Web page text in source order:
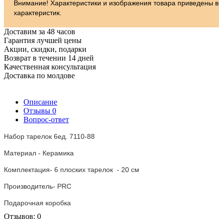
Внимание! Характеристики и изображения товара приведены
характеристик.
Доставим за 48 часов
Гарантия лучшей цены
Акции, скидки, подарки
Возврат в течении 14 дней
Качественная консультация
Доставка по молдове
Описание
Отзывы 0
Вопрос-ответ
Набор тарелок 6ед. 7110-88
Материал - Керамика
Комплектация- 6 плоских тарелок - 20 cм
Производитель- PRC
Подарочная коробка
Отзывов: 0